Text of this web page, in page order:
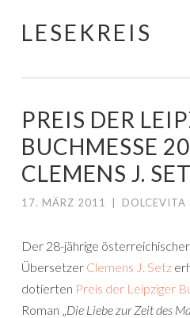
Springe
LESEKREIS
PREIS DER
BUCHMESSE
CLEMENS J.
17. MÄRZ 2011 DOLCEVITA
Der 28-jährige
Übersetzer Clemens J. Setz
dotierten Preis der Leipziger
Roman „Die Liebe zur Zeit des